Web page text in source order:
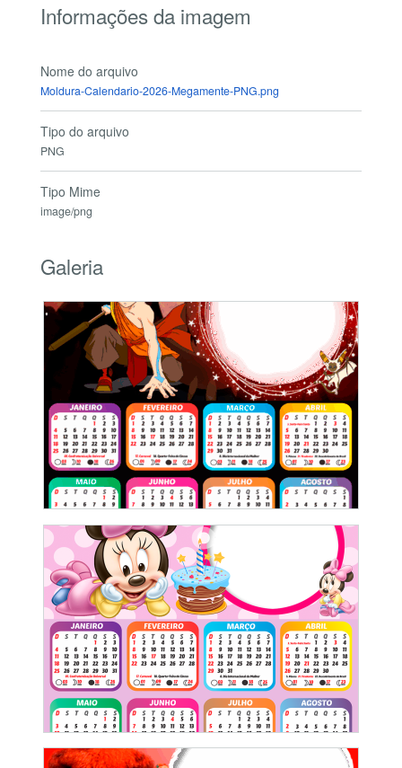
Informações da imagem
Nome do arquivo
Moldura-Calendario-2026-Megamente-PNG.png
Tipo do arquivo
PNG
Tipo Mime
image/png
Galeria